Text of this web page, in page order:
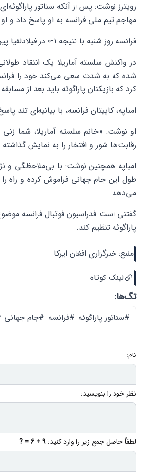
رویترز نوشت: پس از آنکه سناتور
مهاجم تیم ملی فرانسه به او پاسخ داد و
فرانسه روز شنبه با نتیجه 1-0 در فیلادلفیا پیروز شد و به مرحله یک چهارم نهایی راه یافت.
در واکنش سلسته آماریلا یک انتقاد
شده که به شدت سعی می‌کند خود را
کرد که بازیکنان پاراگوئه باید بعد از
امباپه، کاپیتان فرانسه، با بیانیه‌ای تند
او نوشت: «خانم سلسته آماریلا، شما
رقابت‌ها شور و افتخار را به نمایش
امباپه همچنین نوشت: با بی‌ملاحظگی و
طول این جام جهانی فراموش کرده و راه
می‌دهد.
گفتنی است فدراسیون فوتبال فرانسه
پاراگوئه تنظیم کند.
منبع: خبرگزاری افغان ایرکا
لینک کوتاه
تگ‌ها:
#سناتور پاراگوئه #فرانسه #جام جهانی 2026
نام:
نظر خود را بنویسید:
لطفاً حاصل جمع زیر را وارد کنید: 9 + 6 = ?